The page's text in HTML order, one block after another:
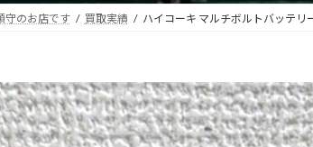
守のお店です 買取実績 ハイコーキ マルチボルトバッテリ